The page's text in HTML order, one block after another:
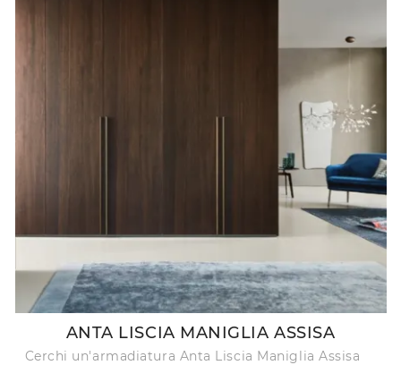
ANTA LISCIA MANIGLIA ASSISA
Cerchi un'armadiatura Anta Liscia Maniglia Assisa